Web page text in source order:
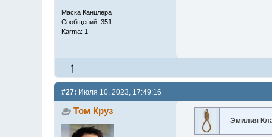
Маска Канцлера
Сообщений: 351
Karma: 1
#27: Июля 10, 2023, 17:49:16
Том Круз
Эмилия